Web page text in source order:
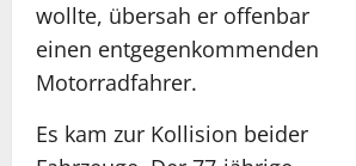
wollte, übersah er offenbar
einen entgegenkommenden
Motorradfahrer.
Es kam zur Kollision beider